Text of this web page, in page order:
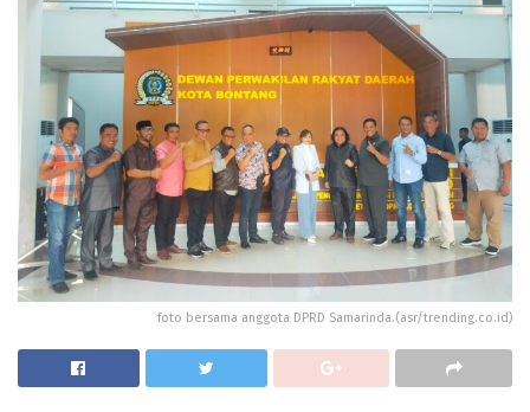
foto bersama anggota DPRD Samarinda.(asr/trending.co.id)